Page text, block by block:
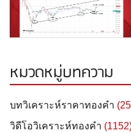
หมวดหมู่บทความ
บทวิเคราะห์ราคาทองคำ
วิดีโอวิเคราะห์ทองคำ